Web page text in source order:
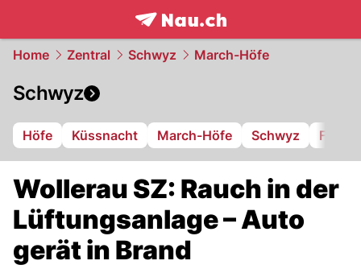
frontpage.NAU.ch
Home Zentral Schwyz March-Höfe
Schwyz
Höfe Küssnacht March-Höfe Schwyz FC
Wollerau SZ: Rauch in der
Lüftungsanlage – Auto
gerät in Brand